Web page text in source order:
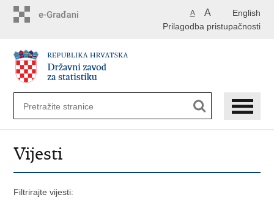
English
A A
Prilagodba pristupačnosti
Vijesti
Filtrirajte vijesti: